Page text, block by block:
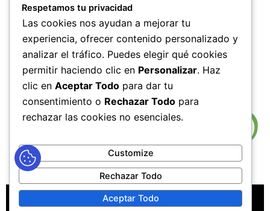
Viernes de 7:00 AM a 12:00 M y de 2:00 PM a 5:00 PM
HORARIOS DE RADICACIÓN DE
CORRESPONDENCIA
Lunes a Jueves de 7:30 AM a 11:30 AM y de 2:00 PM a 5:00
PM
Viernes de 7:30 AM a 11:30 PM y de 2:00 PM a 4:00 PM
MAPA DEL SITIOPOLÍTICAS DE PRIVACIDAD
Respetamos tu privacidad
Las cookies nos ayudan a mejorar tu
experiencia, ofrecer contenido personalizado y
analizar el tráfico. Puedes elegir qué cookies
permitir haciendo clic en Personalizar. Haz
clic en Aceptar Todo para dar tu
consentimiento o Rechazar Todo para
rechazar las cookies no esenciales.
Customize
Rechazar Todo
Aceptar Todo